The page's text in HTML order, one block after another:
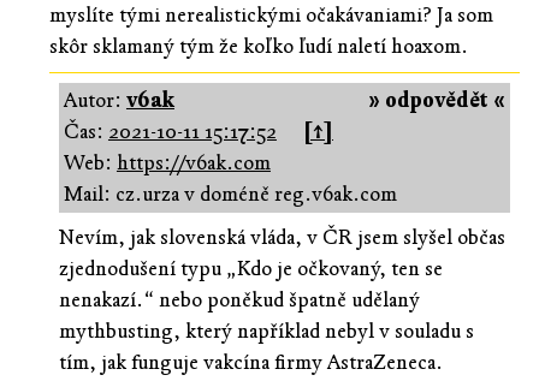
myslíte tými nerealistickými očakávaniami? Ja som
skôr sklamaný tým že koľko ľudí naletí hoaxom.
» odpovědět «
Autor: v6ak
Čas: 2021-10-11 15:17:52
[↑]
Web: https://v6ak.com
Mail: cz.urza v doméně reg.v6ak.com
Nevím, jak slovenská vláda, v ČR jsem slyšel občas
zjednodušení typu „Kdo je očkovaný, ten se
nenakazí.“ nebo poněkud špatně udělaný
mythbusting, který například nebyl v souladu s
tím, jak funguje vakcína firmy AstraZeneca.